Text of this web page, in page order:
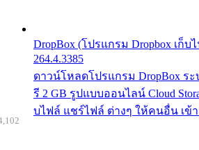
DropBox (โปรแกรม Dropbox เก็
264.4.3385
ดาวน์โหลดโปรแกรม DropBox ร
รี 2 GB รูปแบบออนไลน์ Cloud
บไฟล์ แชร์ไฟล์ ต่างๆ ให้คนอื่น เข้